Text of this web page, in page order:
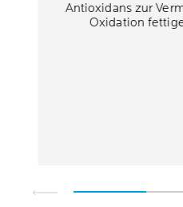
Antioxidans zur
Oxidation